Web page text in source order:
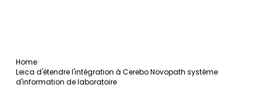
Home
Leica d'étendre l'intégration à Cerebo Novopath système
d'information de laboratoire